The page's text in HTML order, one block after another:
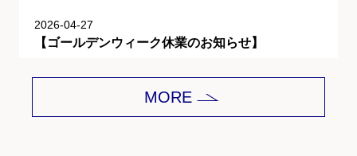
2026-04-27
【ゴールデンウィーク休業のお知らせ】
平素は格別のご愛顧を賜り、誠にありがとうご
下記期間をゴールデンウィーク休業とさせて頂
MORE